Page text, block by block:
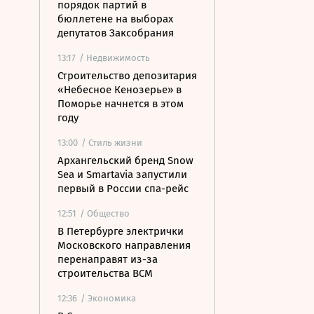
порядок партий в
бюллетене на выборах
депутатов Заксобрания
13:17 / Недвижимость
Строительство депозитария
«Небесное Кенозерье» в
Поморье начнется в этом
году
13:00 / Стиль жизни
Архангельский бренд Snow
Sea и Smartavia запустили
первый в России спа-рейс
12:51 / Общество
В Петербурге электрички
Московского направления
перенаправят из-за
строительства ВСМ
12:36 / Экономика